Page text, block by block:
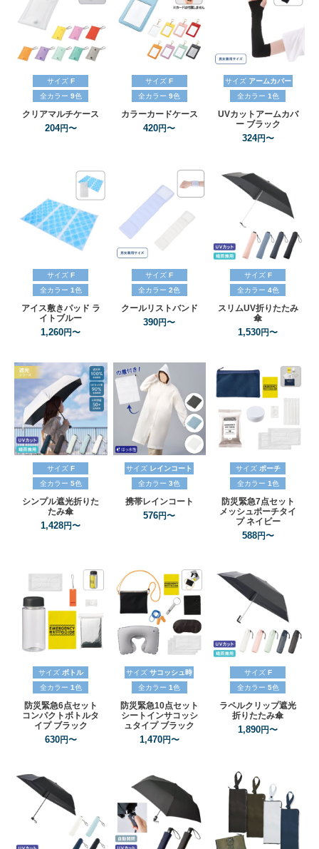
サイズ F
全カラー 9色
クリアマルチケース
204円〜
サイズ F
全カラー 9色
カラーカードケース
420円〜
サイズ アームカバー
全カラー 1色
UVカットアームカバ
ー ブラック
324円〜
サイズ F
全カラー 1色
アイス敷きパッド ラ
イトブルー
1,260円〜
サイズ F
全カラー 2色
クールリストバンド
390円〜
サイズ F
全カラー 4色
スリムUV折りたたみ
傘
1,530円〜
サイズ F
全カラー 5色
シンプル遮光折りた
たみ傘
1,428円〜
サイズ レインコート
全カラー 3色
携帯レインコート
576円〜
サイズ ポーチ
全カラー 1色
防災緊急7点セット
メッシュポーチタイ
プ ネイビー
588円〜
サイズ ボトル
全カラー 1色
防災緊急6点セット
コンパクトボトルタ
イプ ブラック
630円〜
サイズ サコッシュ時
全カラー 1色
防災緊急10点セット
シートインサコッシ
ュタイプ ブラック
1,470円〜
サイズ F
全カラー 5色
ラペルクリップ遮光
折りたたみ傘
1,890円〜